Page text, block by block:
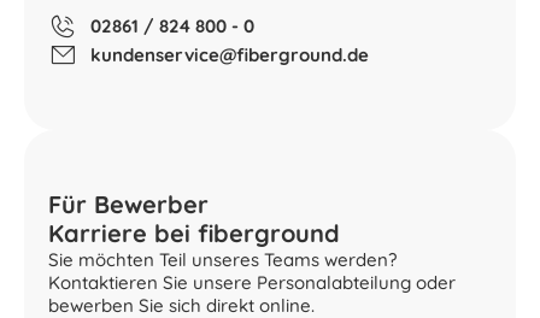
02861 / 824 800 - 0
kundenservice@fiberground.de
Für Bewerber
Karriere bei fiberground
Sie möchten Teil unseres Teams werden?
Kontaktieren Sie unsere Personalabteilung oder
bewerben Sie sich direkt online.